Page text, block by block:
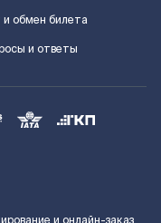
и обмен билета
и ответы